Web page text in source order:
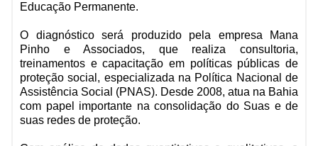
Educação Permanente.
O diagnóstico será produzido pela empresa Mana
Pinho e Associados, que realiza consultoria,
treinamentos e capacitação em políticas públicas de
proteção social, especializada na Política Nacional de
Assistência Social (PNAS). Desde 2008, atua na Bahia
com papel importante na consolidação do Suas e de
suas redes de proteção.